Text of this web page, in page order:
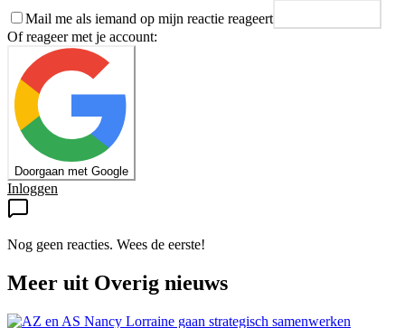
Mail me als iemand op mijn reactie reageert
Of reageer met je account:
Doorgaan met Google
Inloggen
Nog geen reacties. Wees de eerste!
Meer uit Overig nieuws